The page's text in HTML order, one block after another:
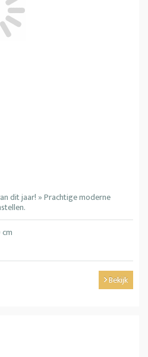
dit jaar! » Prachtige moderne
Bekijk